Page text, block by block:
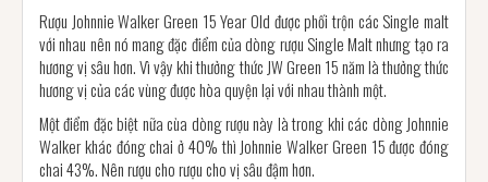
Rượu Johnnie Walker Green 15 Year Old được phối trộn các Single malt
với nhau nên nó mang đặc điểm của dòng rượu Single Malt nhưng tạo ra
hương vị sâu hơn. Vì vậy khi thưởng thức JW Green 15 năm là thưởng thức
hương vị của các vùng được hòa quyện lại với nhau thành một.
Một điểm đặc biệt nữa cùa dòng rượu này là trong khi các dòng Johnnie
Walker khác đóng chai ở 40% thì Johnnie Walker Green 15 được đóng
chai 43%. Nên rượu cho rượu cho vị sâu đậm hơn.